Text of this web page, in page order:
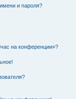
и пароля?
на конференции»?